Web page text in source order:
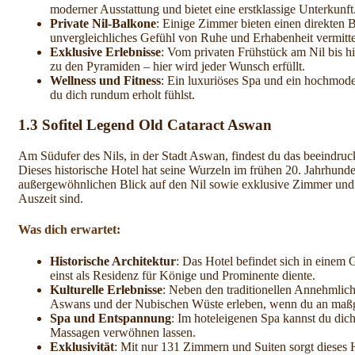
moderner Ausstattung und bietet eine erstklassige
Private Nil-Balkone: Einige Zimmer bieten einen direkten
unvergleichliches Gefühl von Ruhe und Erhabenheit
Exklusive Erlebnisse: Vom privaten Frühstück am Nil bis
zu den Pyramiden – hier wird jeder Wunsch erfüllt.
Wellness und Fitness: Ein luxuriöses Spa und ein
du dich rundum erholt fühlst.
1.3 Sofitel Legend Old Cataract Aswan
Am Südufer des Nils, in der Stadt Aswan, findest du das
Dieses historische Hotel hat seine Wurzeln im frühen 20.
außergewöhnlichen Blick auf den Nil sowie exklusive Zimmer
Auszeit sind.
Was dich erwartet:
Historische Architektur: Das Hotel befindet sich in einem
einst als Residenz für Könige und Prominente diente.
Kulturelle Erlebnisse: Neben den traditionellen
Aswans und der Nubischen Wüste erleben, wenn du an
Spa und Entspannung: Im hoteleigenen Spa kannst du
Massagen verwöhnen lassen.
Exklusivität: Mit nur 131 Zimmern und Suiten sorgt dieses